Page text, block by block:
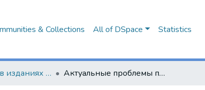
& Collections All of DSpace Statistics
Публикации в изданиях Республики Беларусь Актуальные проблемы по изучению специальных дисциплин по подготовке специалистов по непререрывной интегрированной системе обучения в вузе